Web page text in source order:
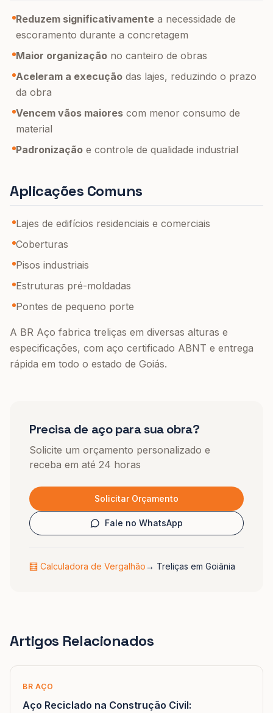
Reduzem significativamente a necessidade de
escoramento durante a concretagem
Maior organização no canteiro de obras
Aceleram a execução das lajes, reduzindo o prazo
da obra
Vencem vãos maiores com menor consumo de
material
Padronização e controle de qualidade industrial
Aplicações Comuns
Lajes de edifícios residenciais e comerciais
Coberturas
Pisos industriais
Estruturas pré-moldadas
Pontes de pequeno porte
A BR Aço fabrica treliças em diversas alturas e
especificações, com aço certificado ABNT e entrega
rápida em todo o estado de Goiás.
Precisa de aço para sua obra?
Solicite um orçamento personalizado e
receba em até 24 horas
Solicitar Orçamento
Fale no WhatsApp
🧮 Calculadora de Vergalhão→ Treliças em Goiânia
Artigos Relacionados
BR AÇO
Aço Reciclado na Construção Civil: